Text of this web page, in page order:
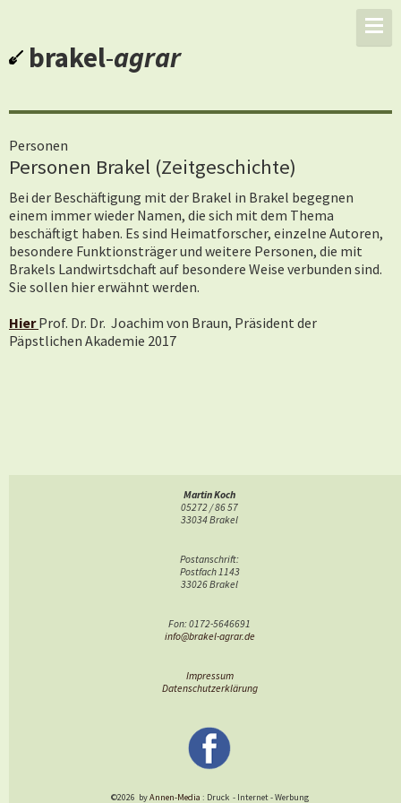
brakel-agrar
Personen
Personen Brakel (Zeitgeschichte)
Bei der Beschäftigung mit der Brakel in Brakel begegnen
einem immer wieder Namen, die sich mit dem Thema
beschäftigt haben. Es sind Heimatforscher, einzelne Autoren,
besondere Funktionsträger und weitere Personen, die mit
Brakels Landwirtsdchaft auf besondere Weise verbunden sind.
Sie sollen hier erwähnt werden.
Hier Prof. Dr. Dr. Joachim von Braun, Präsident der
Päpstlichen Akademie 2017
Martin Koch
05272 / 86 57
33034 Brakel
Postanschrift:
Postfach 1143
33026 Brakel
Fon: 0172-5646691
info@brakel-agrar.de
Impressum
Datenschutzerklärung
©2026 byAnnen-Media : Druck - Internet-Werbung